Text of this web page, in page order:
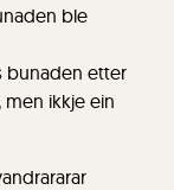
ble
bunaden etter
ikkje ein